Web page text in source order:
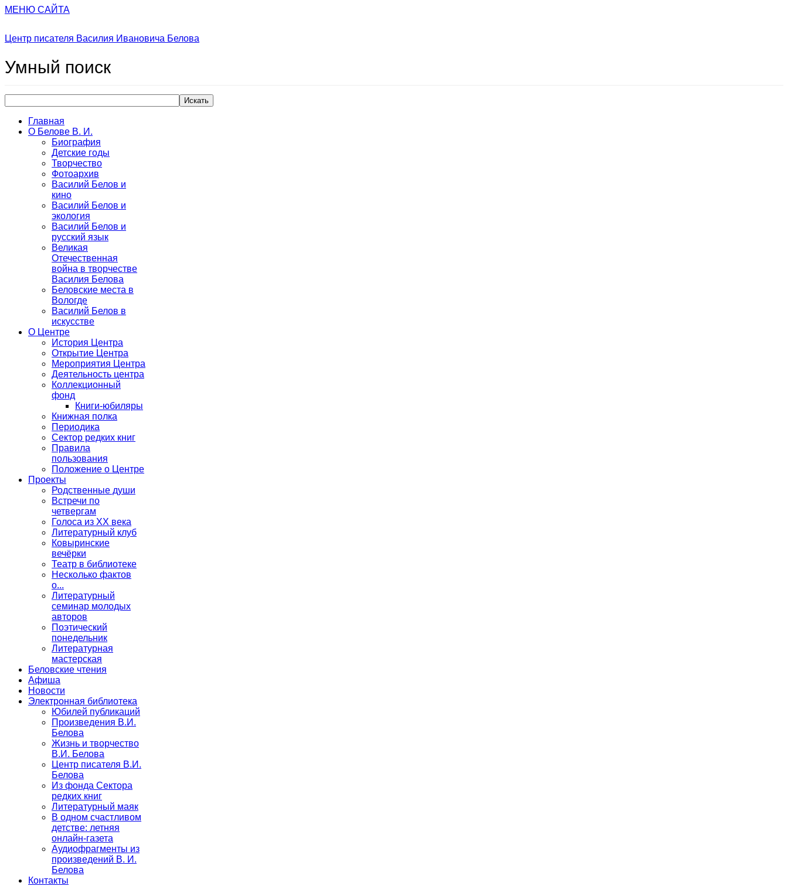
МЕНЮ САЙТА
Центр писателя Василия Ивановича Белова
Умный поиск
Искать
Главная
О Белове В. И.
Биография
Детские годы
Творчество
Фотоархив
Василий Белов и
кино
Василий Белов и
экология
Василий Белов и
русский язык
Великая
Отечественная
война в творчестве
Василия Белова
Беловские места в
Вологде
Василий Белов в
искусстве
О Центре
История Центра
Открытие Центра
Мероприятия Центра
Деятельность центра
Коллекционный
фонд
Книги-юбиляры
Книжная полка
Периодика
Сектор редких книг
Правила
пользования
Положение о Центре
Проекты
Родственные души
Встречи по
четвергам
Голоса из ХХ века
Литературный клуб
Ковыринские
вечёрки
Театр в библиотеке
Несколько фактов
о...
Литературный
семинар молодых
авторов
Поэтический
понедельник
Литературная
мастерская
Беловские чтения
Афиша
Новости
Электронная библиотека
Юбилей публикаций
Произведения В.И.
Белова
Жизнь и творчество
В.И. Белова
Центр писателя В.И.
Белова
Из фонда Сектора
редких книг
Литературный маяк
В одном счастливом
детстве: летняя
онлайн-газета
Аудиофрагменты из
произведений В. И.
Белова
Контакты